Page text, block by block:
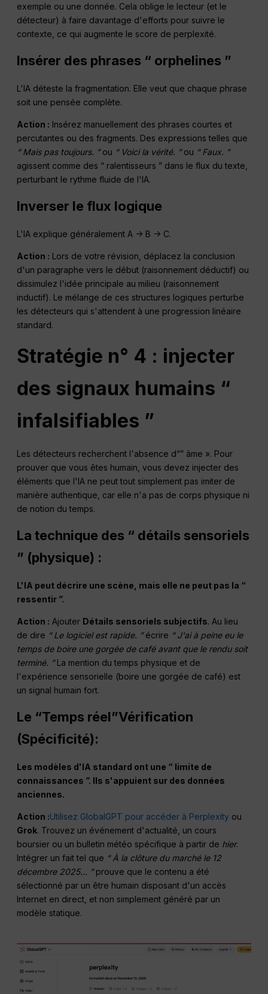
exemple ou une donnée. Cela oblige le lecteur (et le
détecteur) à faire davantage d'efforts pour suivre le
contexte, ce qui augmente le score de perplexité.
Insérer des phrases “ orphelines ”
L'IA déteste la fragmentation. Elle veut que chaque phrase
soit une pensée complète.
Action : Insérez manuellement des phrases courtes et
percutantes ou des fragments. Des expressions telles que
“ Mais pas toujours. ”ou “ Voici la vérité. ”ou “ Faux. ”
agissent comme des “ ralentisseurs ” dans le flux du texte,
perturbant le rythme fluide de l'IA.
Inverser le flux logique
L'IA explique généralement A -> B -> C.
Action : Lors de votre révision, déplacez la conclusion
d'un paragraphe vers le début (raisonnement déductif) ou
dissimulez l'idée principale au milieu (raisonnement
inductif). Le mélange de ces structures logiques perturbe
les détecteurs qui s'attendent à une progression linéaire
standard.
Stratégie n° 4 : injecter
des signaux humains “
infalsifiables ”
Les détecteurs recherchent l'absence d“” âme ». Pour
prouver que vous êtes humain, vous devez injecter des
éléments que l'IA ne peut tout simplement pas imiter de
manière authentique, car elle n'a pas de corps physique ni
de notion du temps.
La technique des “ détails sensoriels
” (physique) :
L'IA peut décrire une scène, mais elle ne peut pas la “
ressentir ”.
Action : Ajouter Détails sensoriels subjectifs. Au lieu
de dire “ Le logiciel est rapide. ”écrire “ J'ai à peine eu le
temps de boire une gorgée de café avant que le rendu soit
terminé. ”La mention du temps physique et de
l'expérience sensorielle (boire une gorgée de café) est
un signal humain fort.
Le “Temps réel”Vérification
(Spécificité):
Les modèles d'IA standard ont une “ limite de
connaissances ”. Ils s'appuient sur des données
anciennes.
Action :Utilisez GlobalGPT pour accéder à Perplexity ou
Grok. Trouvez un événement d'actualité, un cours
boursier ou un bulletin météo spécifique à partir de hier.
Intégrer un fait tel que “ À la clôture du marché le 12
décembre 2025... ”prouve que le contenu a été
sélectionné par un être humain disposant d'un accès
Internet en direct, et non simplement généré par un
modèle statique.